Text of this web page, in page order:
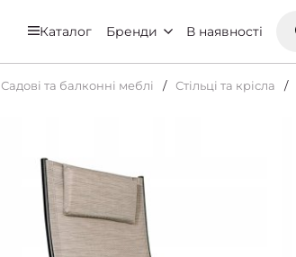
Каталог Бренди В наявності
Садові та балконні меблі Стільці та крісла